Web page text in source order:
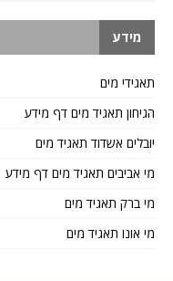
מידע
תאגידי מים
הגיחון תאגיד מים דף מידע
יובלים אשדוד תאגיד מים
מי אביבים תאגיד מים דף מידע
מי ברק תאגיד מים
מי אונו תאגיד מים